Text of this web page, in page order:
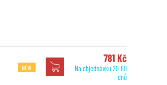
NEW
781 Kč
Na objednávku 20-60
dnů